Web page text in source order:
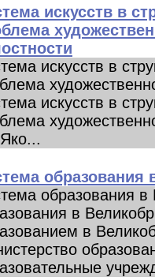
искусств в
искусств в
искусств в
образования
образования
в
в